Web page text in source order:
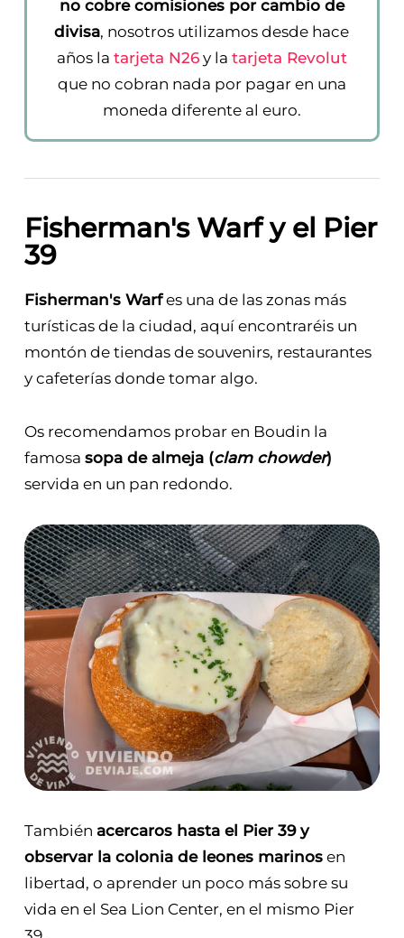
no cobre comisiones por cambio de
divisa, nosotros utilizamos desde hace
años la tarjeta N26y la tarjeta Revolut
que no cobran nada por pagar en una
moneda diferente al euro.
Fisherman's Warf y el Pier
39
Fisherman's Warfes una de las zonas más
turísticas de la ciudad, aquí encontraréis un
montón de tiendas de souvenirs, restaurantes
y cafeterías donde tomar algo.
Os recomendamos probar en Boudin la
famosa sopa de almeja (clam chowder)
servida en un pan redondo.
También acercaros hasta el Pier 39 y
observar la colonia de leones marinosen
libertad, o aprender un poco más sobre su
vida en el Sea Lion Center, en el mismo Pier